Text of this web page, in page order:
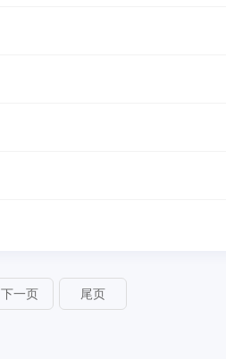
下一页 尾页